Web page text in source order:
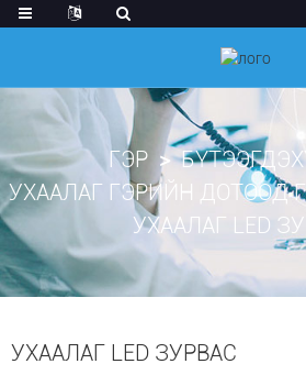
ГЭР
УХААЛАГ ГЭРИЙН ДОТООД
УХААЛАГ LED
УХААЛАГ LED ЗУРВАС